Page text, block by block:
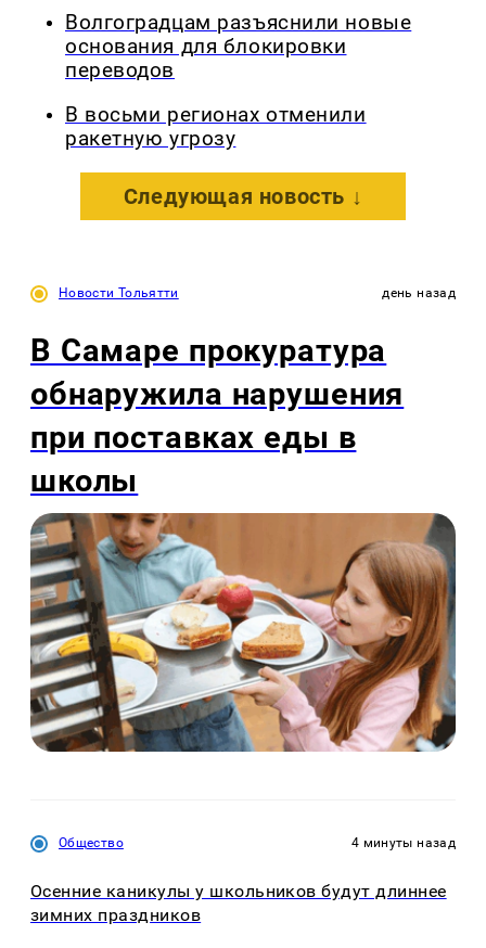
Волгоградцам разъяснили новые
основания для блокировки
переводов
В восьми регионах отменили
ракетную угрозу
Следующая новость ↓
Новости Тольятти день назад
В Самаре прокуратура
обнаружила нарушения
при поставках еды в
школы
Общество 4 минуты назад
Осенние каникулы у школьников будут длиннее
зимних праздников